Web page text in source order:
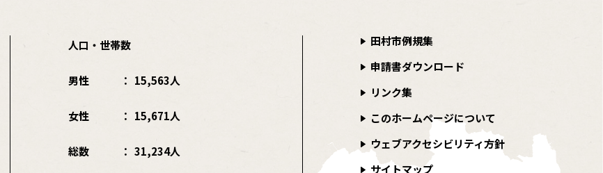
人口・世帯数
男性 15,563人
女性 15,671人
総数 31,234人
田村市例規集
申請書ダウンロード
リンク集
このホームページについて
ウェブアクセシビリティ方針
サイトマップ